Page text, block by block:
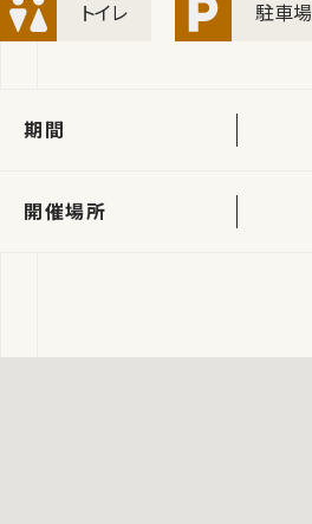
トイレ 駐車場
期間
開催場所